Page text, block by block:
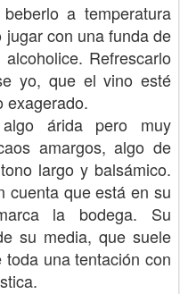
a temperatura
con una funda de
Refrescarlo
yo, que el vino esté
exagerado.
árida pero muy
amargos, algo de
largo y balsámico.
cuenta que está en su
la bodega. Su
su media, que suele
una tentación con